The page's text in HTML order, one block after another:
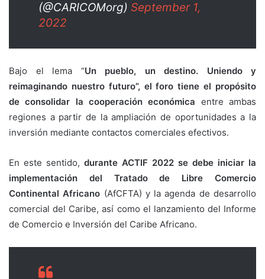
(@CARICOMorg) September 1,
2022
Bajo el lema “Un pueblo, un destino. Uniendo y
reimaginando nuestro futuro”, el foro tiene el propósito
de consolidar la cooperación económica entre ambas
regiones a partir de la ampliación de oportunidades a la
inversión mediante contactos comerciales efectivos.
En este sentido, durante ACTIF 2022 se debe iniciar la
implementación del Tratado de Libre Comercio
Continental Africano (AfCFTA) y la agenda de desarrollo
comercial del Caribe, así como el lanzamiento del Informe
de Comercio e Inversión del Caribe Africano.